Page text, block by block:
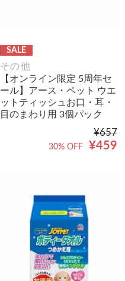
SALE
その他
【オンライン限定 5周年セ
ール】アース・ペット ウエ
ットティッシュお口・耳・
目のまわり用 3個パック
¥657
¥459
30% OFF